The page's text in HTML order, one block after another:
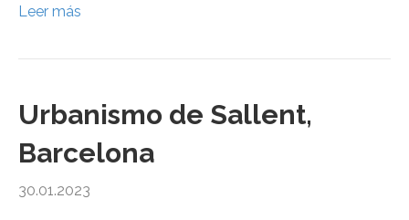
Leer más
Urbanismo de Sallent,
Barcelona
30.01.2023